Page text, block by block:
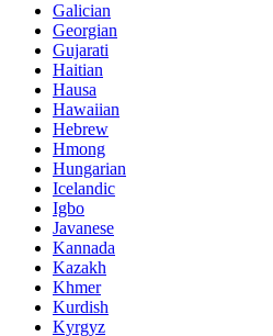
Galician
Georgian
Gujarati
Haitian
Hausa
Hawaiian
Hebrew
Hmong
Hungarian
Icelandic
Igbo
Javanese
Kannada
Kazakh
Khmer
Kurdish
Kyrgyz